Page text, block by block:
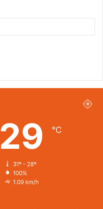
29 ℃
31º - 28º
100%
1.09 km/h